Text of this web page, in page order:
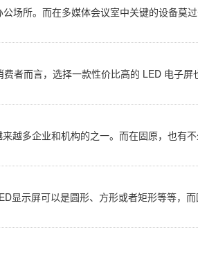
场所。而在多媒体会议室中关键的设备莫
者而言，选择一款性价比高的 LED 电子屏
越多企业和机构的之一。而在固原，也有
显示屏可以是圆形、方形或者矩形等等，